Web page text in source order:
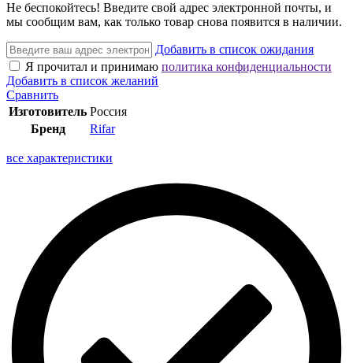
Не беспокойтесь! Введите свой адрес электронной почты, и
мы сообщим вам, как только товар снова появится в наличии.
Добавить в список ожидания
Я прочитал и принимаю политика конфиденциальности
Добавить в список желаний
Сравнить
Изготовитель Россия
Бренд
Rifar
все характеристики